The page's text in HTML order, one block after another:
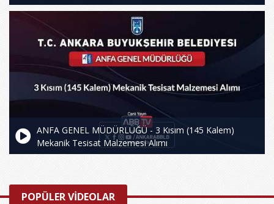
ANFA GENEL MÜDÜRLÜĞÜ - 3 Kısım (145 Kalem)
Mekanik Tesisat Malzemesi Alımı
POPÜLER VİDEOLAR